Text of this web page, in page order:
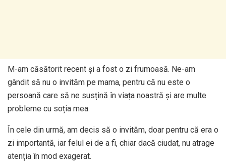
M-am căsătorit recent și a fost o zi frumoasă. Ne-am
gândit să nu o invităm pe mama, pentru că nu este o
persoană care să ne susțină în viața noastră și are multe
probleme cu soția mea.
În cele din urmă, am decis să o invităm, doar pentru că era o
zi importantă, iar felul ei de a fi, chiar dacă ciudat, nu atrage
atenția în mod exagerat.